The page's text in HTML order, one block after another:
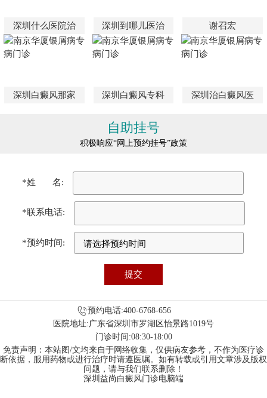
深圳什么医院治 深圳到哪儿医治 谢召宏
深圳白癜风那家 深圳白癜风专科 深圳治白癜风医
自助挂号
积极响应“网上预约挂号”政策
*姓 名:
*联系电话:
*预约时间:
预约电话:400-6768-656
医院地址:广东省深圳市罗湖区怡景路1019号
门诊时间:08:30-18:00
免责声明：本站图/文均来自于网络收集，仅供病友参考，不作为医疗诊
断依据，服用药物或进行治疗时请遵医嘱。如有转载或引用文章涉及版权
问题，请与我们联系删除！
深圳益尚白癜风门诊电脑端